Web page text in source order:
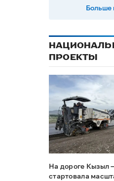
Больше
ПРОЕКТЫ
На дороге Кызыл
стартовала